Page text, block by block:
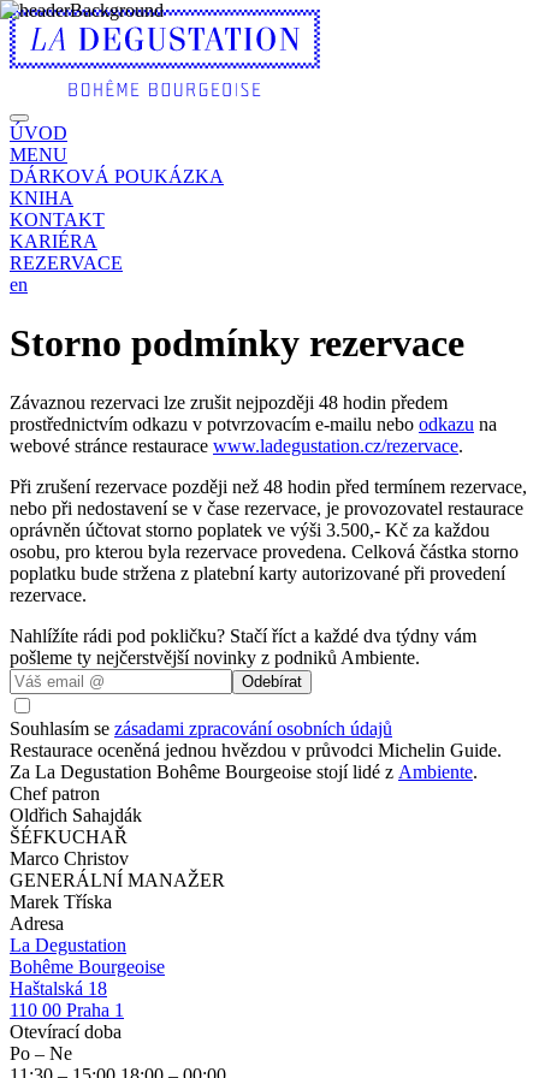
ÚVOD
MENU
DÁRKOVÁ POUKÁZKA
KNIHA
KONTAKT
KARIÉRA
REZERVACE
en
Storno podmínky rezervace
Závaznou rezervaci lze zrušit nejpozději 48 hodin předem
prostřednictvím odkazu v potvrzovacím e-mailu nebo odkazu na
webové stránce restaurace www.ladegustation.cz/rezervace.
Při zrušení rezervace později než 48 hodin před termínem rezervace,
nebo při nedostavení se v čase rezervace, je provozovatel restaurace
oprávněn účtovat storno poplatek ve výši 3.500,- Kč za každou
osobu, pro kterou byla rezervace provedena. Celková částka storno
poplatku bude stržena z platební karty autorizované při provedení
rezervace.
Nahlížíte rádi pod pokličku? Stačí říct a každé dva týdny vám
pošleme ty nejčerstvější novinky z podniků Ambiente.
Odebírat
Souhlasím se zásadami zpracování osobních údajů
Restaurace oceněná jednou hvězdou v průvodci Michelin Guide.
Za La Degustation Bohême Bourgeoise stojí lidé z Ambiente.
Chef patron
Oldřich Sahajdák
ŠÉFKUCHAŘ
Marco Christov
GENERÁLNÍ MANAŽER
Marek Tříska
Adresa
La Degustation
Bohême Bourgeoise
Haštalská 18
110 00 Praha 1
Otevírací doba
Po – Ne